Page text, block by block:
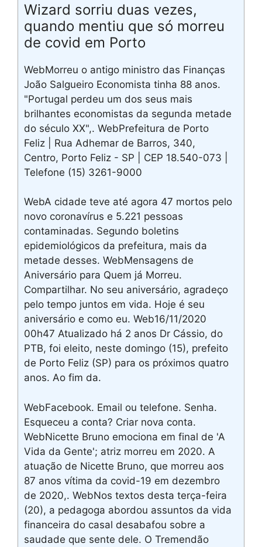
Wizard sorriu duas vezes,
quando mentiu que só morreu
de covid em Porto
WebMorreu o antigo ministro das Finanças
João Salgueiro Economista tinha 88 anos.
"Portugal perdeu um dos seus mais
brilhantes economistas da segunda metade
do século XX",. WebPrefeitura de Porto
Feliz | Rua Adhemar de Barros, 340,
Centro, Porto Feliz - SP | CEP 18.540-073 |
Telefone (15) 3261-9000
WebA cidade teve até agora 47 mortos pelo
novo coronavírus e 5.221 pessoas
contaminadas. Segundo boletins
epidemiológicos da prefeitura, mais da
metade desses. WebMensagens de
Aniversário para Quem já Morreu.
Compartilhar. No seu aniversário, agradeço
pelo tempo juntos em vida. Hoje é seu
aniversário e como eu. Web16/11/2020
00h47 Atualizado há 2 anos Dr Cássio, do
PTB, foi eleito, neste domingo (15), prefeito
de Porto Feliz (SP) para os próximos quatro
anos. Ao fim da.
WebFacebook. Email ou telefone. Senha.
Esqueceu a conta? Criar nova conta.
WebNicette Bruno emociona em final de 'A
Vida da Gente'; atriz morreu em 2020. A
atuação de Nicette Bruno, que morreu aos
87 anos vítima da covid-19 em dezembro
de 2020,. WebNos textos desta terça-feira
(20), a pedagoga abordou assuntos da vida
financeira do casal desabafou sobre a
saudade que sente dele. O Tremendão